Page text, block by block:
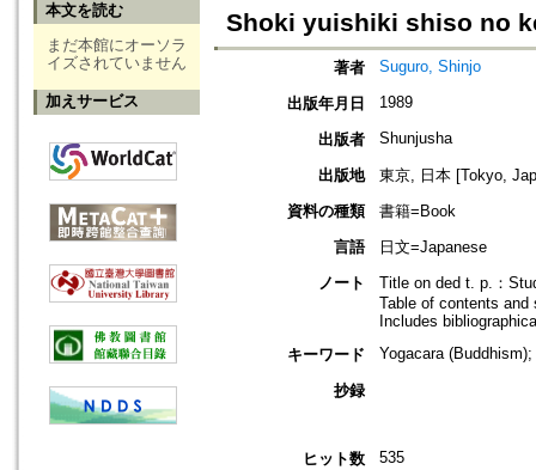
本文を読む
まだ本館にオーソラ
イズされていません
加えサービス
Shoki yuishiki shiso no
著者 Suguro, Shinjo
出版年月日 1989
出版者 Shunjusha
出版地
東京, 日本 [Tokyo,
資料の種類
書籍=Book
言語
日文=Japanese
ノート
Title on ded t. p.：
Table of contents
Includes
キーワード
Yogacara
抄録
ヒット数 535